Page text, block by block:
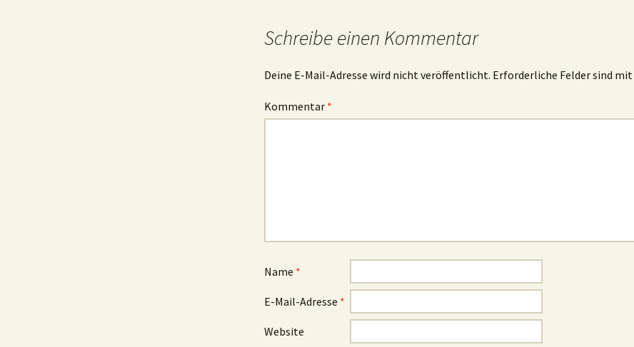
Schreibe einen Kommentar
Deine E-Mail-Adresse wird nicht veröffentlicht. Erforderliche Felder sind mit
Kommentar *
Name *
E-Mail-Adresse *
Website